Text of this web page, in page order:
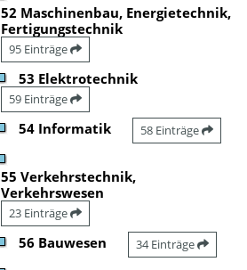
52 Maschinenbau, Energietechnik,
Fertigungstechnik
95 Einträge
53 Elektrotechnik
59 Einträge
54 Informatik 58 Einträge
55 Verkehrstechnik,
Verkehrswesen
23 Einträge
56 Bauwesen 34 Einträge